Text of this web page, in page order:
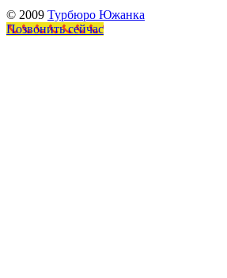
© 2009 Турбюро Южанка
Позвонить сейчас